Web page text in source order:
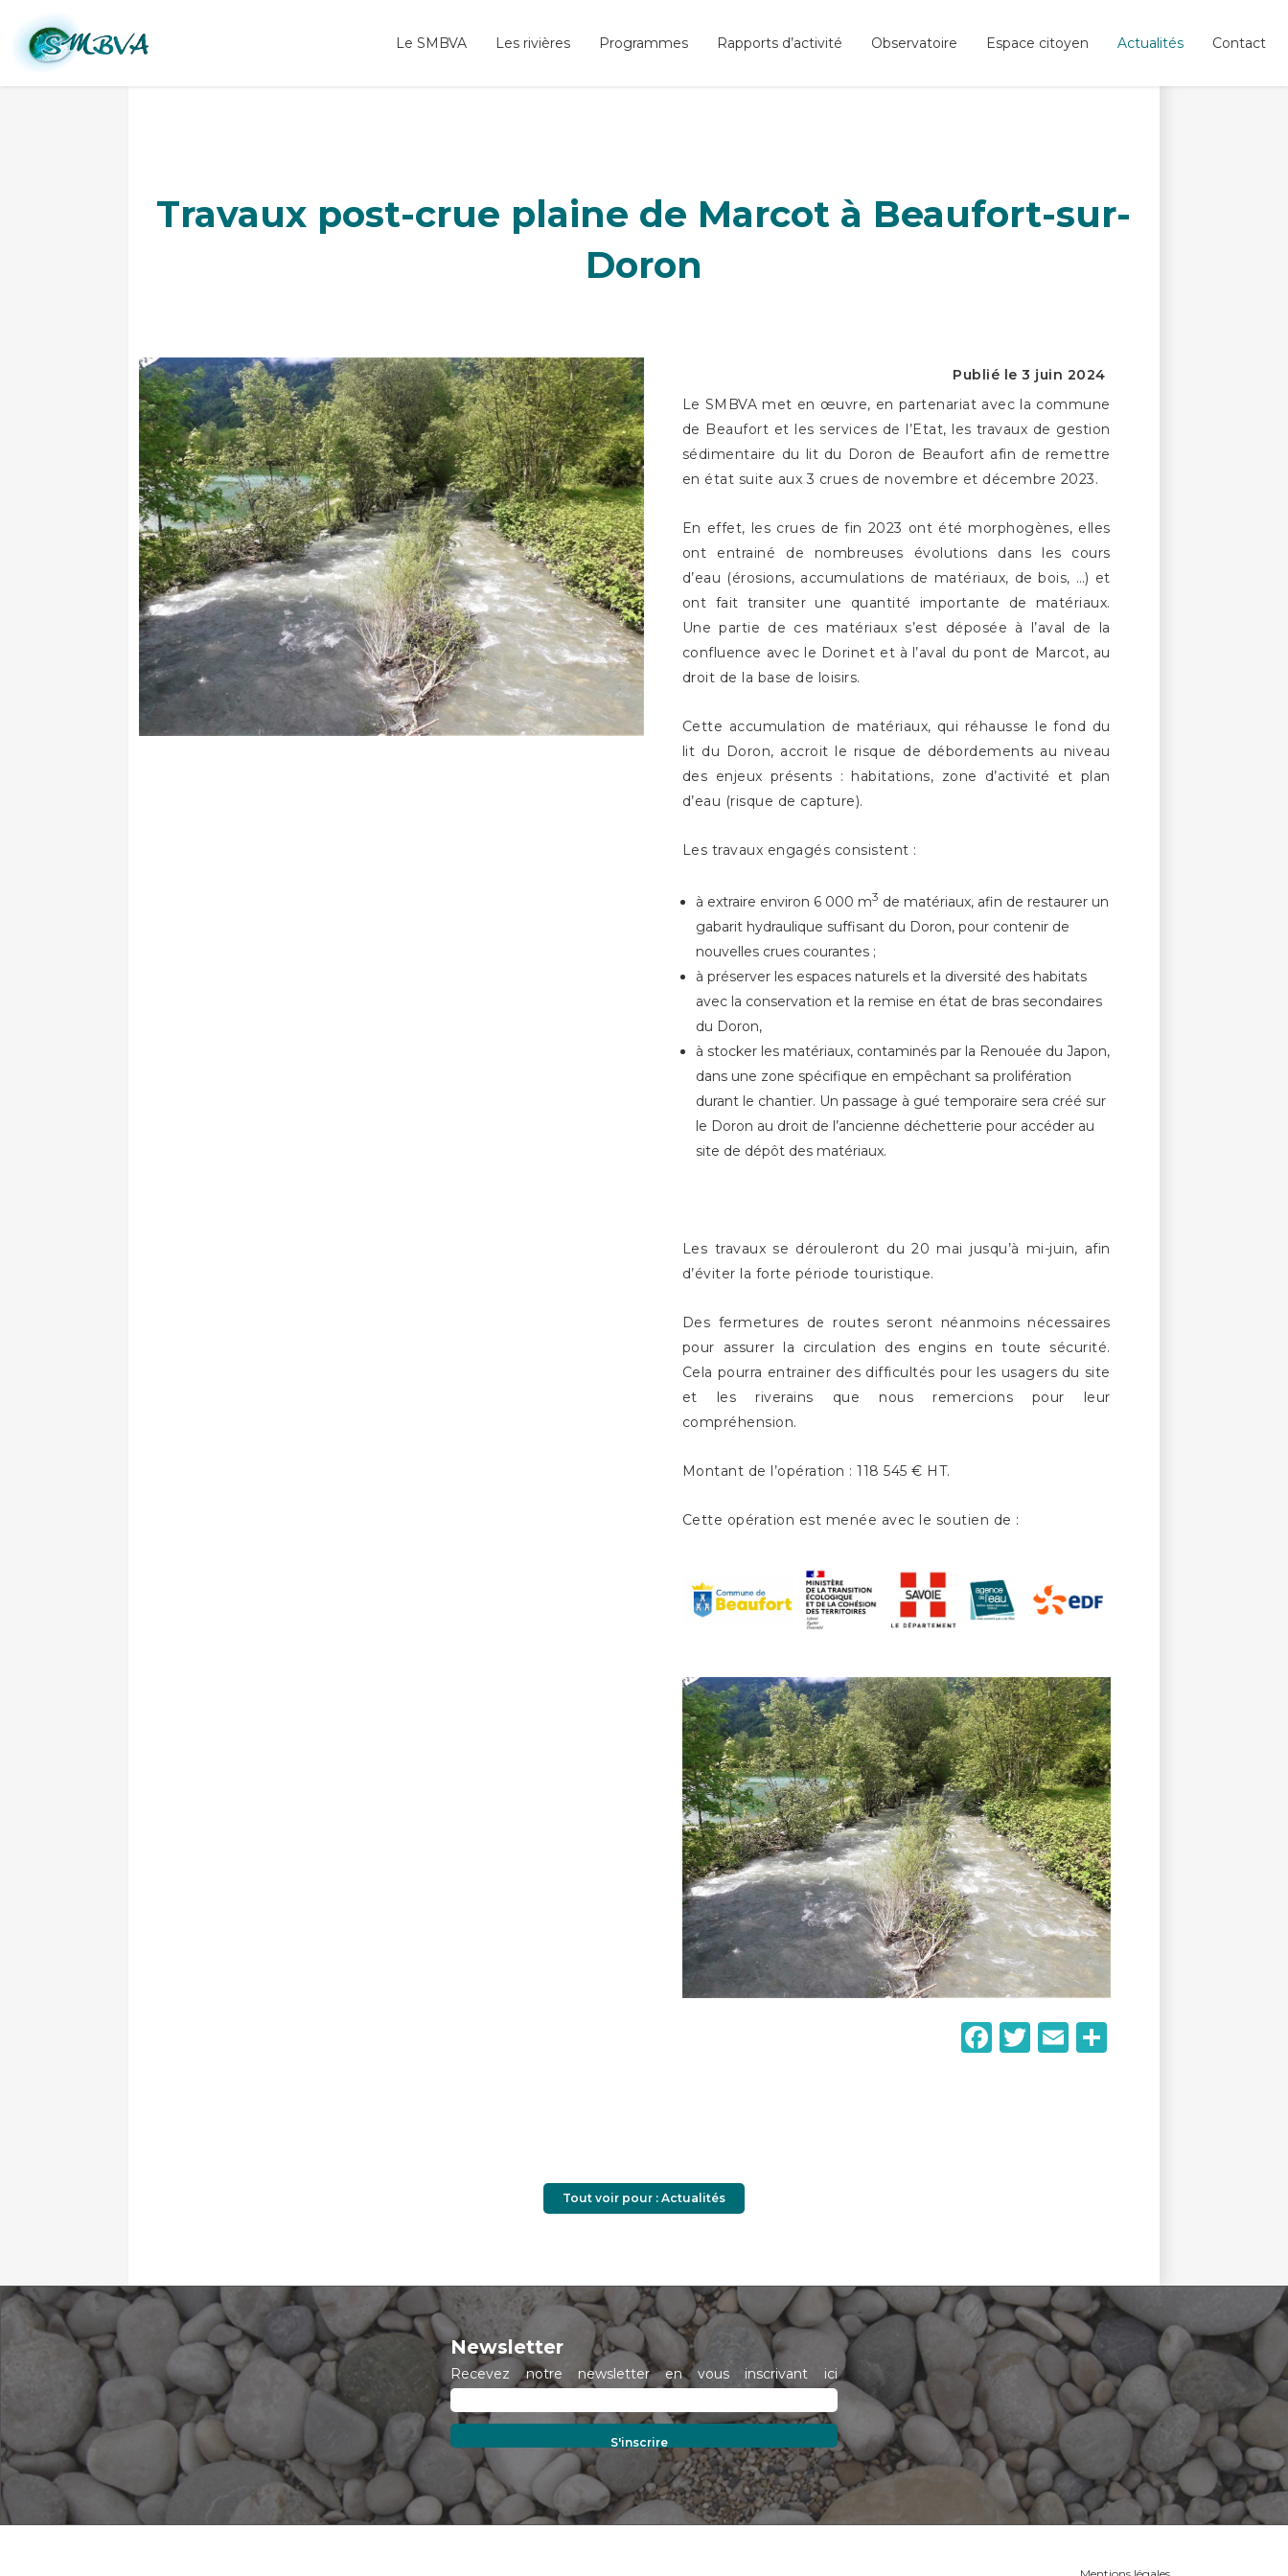
Le SMBVA
Les rivières Programmes Rapports d’activité Observatoire Espace citoyen Actualités Contact
Travaux post-crue plaine de Marcot à Beaufort-sur-
Doron
Publié le 3 juin 2024
Le SMBVA met en œuvre, en partenariat avec la commune
de Beaufort et les services de l’Etat, les travaux de gestion
sédimentaire du lit du Doron de Beaufort afin de remettre
en état suite aux 3 crues de novembre et décembre 2023.
En effet, les crues de fin 2023 ont été morphogènes, elles
ont entrainé de nombreuses évolutions dans les cours
d’eau (érosions, accumulations de matériaux, de bois, …) et
ont fait transiter une quantité importante de matériaux.
Une partie de ces matériaux s’est déposée à l’aval de la
confluence avec le Dorinet et à l’aval du pont de Marcot, au
droit de la base de loisirs.
Cette accumulation de matériaux, qui réhausse le fond du
lit du Doron, accroit le risque de débordements au niveau
des enjeux présents : habitations, zone d’activité et plan
d’eau (risque de capture).
Les travaux engagés consistent :
à extraire environ 6 000 m3 de matériaux, afin de restaurer un
gabarit hydraulique suffisant du Doron, pour contenir de
nouvelles crues courantes ;
à préserver les espaces naturels et la diversité des habitats
avec la conservation et la remise en état de bras secondaires
du Doron,
à stocker les matériaux, contaminés par la Renouée du Japon,
dans une zone spécifique en empêchant sa prolifération
durant le chantier. Un passage à gué temporaire sera créé sur
le Doron au droit de l’ancienne déchetterie pour accéder au
site de dépôt des matériaux.
Les travaux se dérouleront du 20 mai jusqu’à mi-juin, afin
d’éviter la forte période touristique.
Des fermetures de routes seront néanmoins nécessaires
pour assurer la circulation des engins en toute sécurité.
Cela pourra entrainer des difficultés pour les usagers du site
et les riverains que nous remercions pour leur
compréhension.
Montant de l’opération : 118 545 € HT.
Cette opération est menée avec le soutien de :
Facebook
Twitter
EmailPartager
Tout voir pour : Actualités
Newsletter
Recevez notre newsletter en vous inscrivant ici